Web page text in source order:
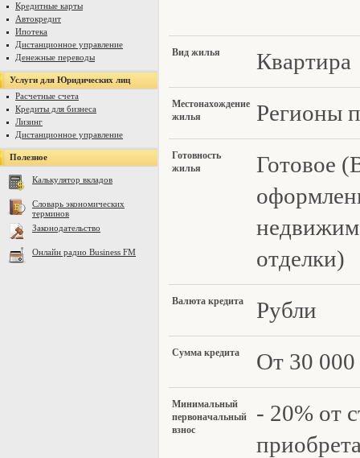
Кредитные карты
Автокредит
Ипотека
Дистанционное управление
Денежные переводы
Услуги для Юридических лиц
Расчетные счета
Кредиты для бизнеса
Лизинг
Дистанционное управление
Полезное
Калькулятор вкладов
Словарь экономических
терминов
Законодательство
Онлайн радио Business FM
Вид жилья Квартира
Местонахождение
жилья
Регионы
Готовность
жилья
Готовое
отделки)
Валюта кредита Рубли
Сумма кредита От 30
Минимальный
первоначальный
взнос
- 20% от